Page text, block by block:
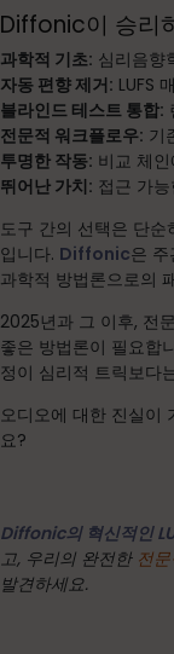
Diffonic이 승리
과학적 기초: 심리음향
자동 편향 제거: LUFS
블라인드 테스트 통합:
전문적 워크플로우: 기
투명한 작동: 비교 체
뛰어난 가치: 접근 가
도구 간의 선택은 단
입니다. Diffonic은
과학적 방법론으로의
2025년과 그 이후, 전
좋은 방법론이 필요합
정이 심리적 트릭보다
오디오에 대한 진실이
요?
Diffonic의 혁신적인
고, 우리의 완전한 전
발견하세요.